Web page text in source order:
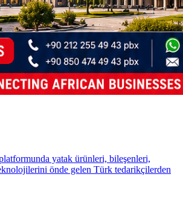
yatak ürünleri, bileşenleri,
önde gelen Türk tedarikçilerden